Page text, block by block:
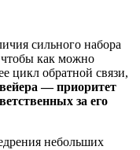
сильного набора
чтобы как можно
цикл обратной связи,
— приоритет
за его
небольших